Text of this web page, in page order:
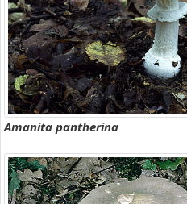
Amanita pantherina